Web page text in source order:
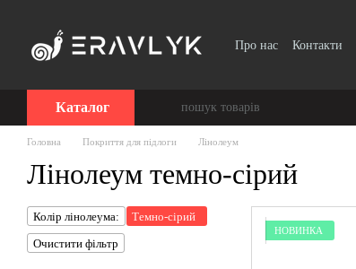
Про нас Контакти
Каталог
Головна Покриття для підлоги Лінолеум
Лінолеум темно-сірий
НОВИНКА
Колір лінолеума:
Темно-сірий
Очистити фільтр